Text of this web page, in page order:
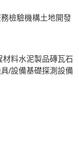
檢驗機構土地開發
材料水泥製品磚瓦石
/設備基礎探測設備